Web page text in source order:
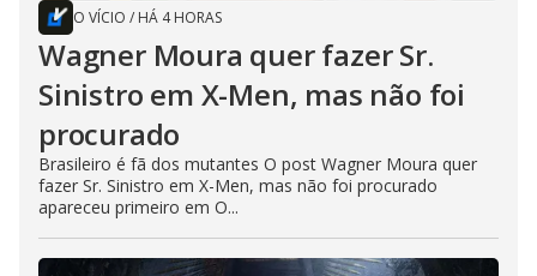
O VÍCIO / HÁ 4 HORAS
Wagner Moura quer fazer Sr.
Sinistro em X-Men, mas não foi
procurado
Brasileiro é fã dos mutantes O post Wagner Moura quer
fazer Sr. Sinistro em X-Men, mas não foi procurado
apareceu primeiro em O...